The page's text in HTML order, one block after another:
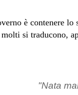
è contenere lo
si traducono,
"Nata